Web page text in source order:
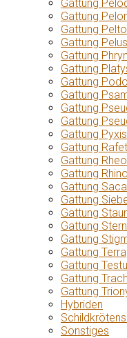
Gattung
Gattung
Gattung
Gattung
Gattung
Gattung
Gattung
Gattung
Gattung
Gattung
Gattung
Gattung
Gattung
Gattung
Gattung
Gattung
Gattung
Gattung
Gattung
Gattung
Gattung
Gattung
Gattung
Hybriden
Sonstiges